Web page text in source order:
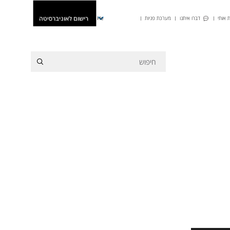
אותי דברו איתנו מערכת פניות He רישום לאוניברסיטה